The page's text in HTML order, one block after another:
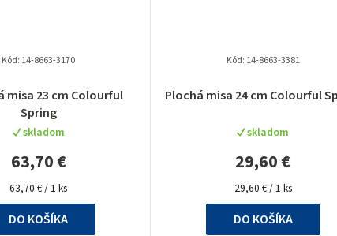
misa 23 cm Colourful
Spring
skladom
63,70 €
Jednotková
cena:
63,70 € / 1 ks
DO KOŠÍKA
Kód: 14-8663-3170
Plochá misa 24 cm Colourful
skladom
29,60 €
Jednotková
cena:
29,60 € / 1 ks
DO KOŠÍKA
Kód: 14-8663-3381